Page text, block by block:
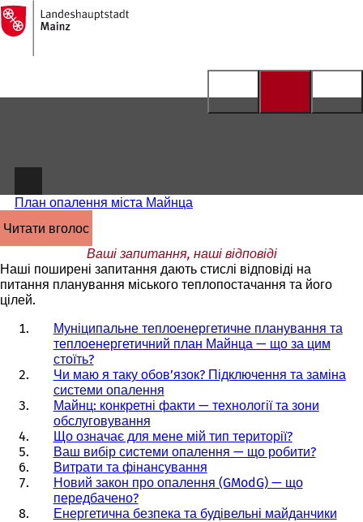
Перейти до змісту
На
головну
сторінку
План опалення міста Майнца
читати вголос
Ваші запитання, наші відповіді
Наші поширені запитання дають стислі відповіді на
питання планування міського теплопостачання та його
цілей.
Муніципальне теплоенергетичне планування та
теплоенергетичний план Майнца — що за цим
стоїть?
Чи маю я таку обов’язок? Підключення та заміна
системи опалення
Майнц: конкретні факти — технології та зони
обслуговування
Що означає для мене мій тип території?
Ваш вибір системи опалення — що робити?
Витрати та фінансування
Новий закон про опалення (GModG) — що
передбачено?
Енергетична безпека та будівельні майданчики